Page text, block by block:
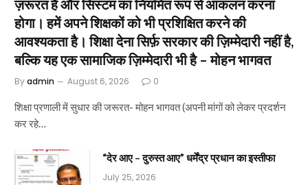
ज़रूरत है और सिस्टम का नियमित रूप से आकलन करना
होगा। हमें अपने शिक्षकों को भी प्रशिक्षित करने की
आवश्यकता है। शिक्षा देना सिर्फ़ सरकार की ज़िम्मेदारी नहीं है,
बल्कि यह एक सामाजिक ज़िम्मेदारी भी है – मोहन भागवत
Byadmin August 6, 2026 0
शिक्षा प्रणाली में सुधार की जरूरत- मोहन भागवत (अपनी मांगों को लेकर प्रदर्शन
कर रहे…
“देर आए – दुरुस्त आए” धर्मेंद्र प्रधान का इस्तीफा
July 25, 2026